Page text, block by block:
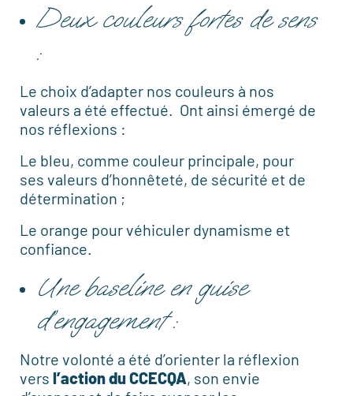
Deux couleurs fortes de sens
:
Le choix d’adapter nos couleurs à nos
valeurs a été effectué. Ont ainsi émergé de
nos réflexions :
Le bleu, comme couleur principale, pour
ses valeurs d’honnêteté, de sécurité et de
détermination ;
Le orange pour véhiculer dynamisme et
confiance.
Une baseline en guise
d’engagement :
Notre volonté a été d’orienter la réflexion
vers l’action du CCECQA, son envie